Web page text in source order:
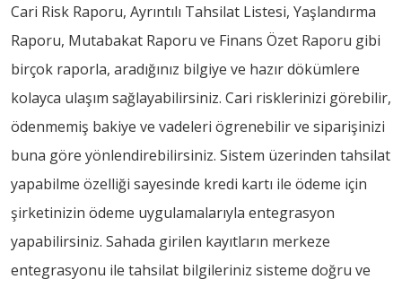
Cari Risk Raporu, Ayrıntılı Tahsilat Listesi, Yaşlandırma
Raporu, Mutabakat Raporu ve Finans Özet Raporu gibi
birçok raporla, aradığınız bilgiye ve hazır dökümlere
kolayca ulaşım sağlayabilirsiniz. Cari risklerinizi görebilir,
ödenmemiş bakiye ve vadeleri ögrenebilir ve siparişinizi
buna göre yönlendirebilirsiniz. Sistem üzerinden tahsilat
yapabilme özelliği sayesinde kredi kartı ile ödeme için
şirketinizin ödeme uygulamalarıyla entegrasyon
yapabilirsiniz. Sahada girilen kayıtların merkeze
entegrasyonu ile tahsilat bilgileriniz sisteme doğru ve